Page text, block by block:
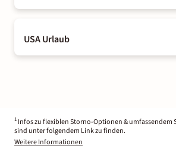
USA Urlaub
1 Infos zu flexiblen Storno-Optionen & umfassendem
sind unter folgendem Link zu finden.
Weitere Informationen